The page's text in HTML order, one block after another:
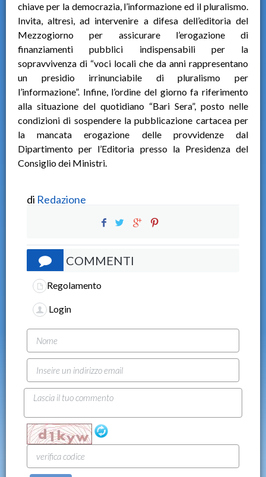
chiave per la democrazia, l’informazione ed il pluralismo.
Invita, altresì, ad intervenire a difesa dell’editoria del
Mezzogiorno per assicurare l’erogazione di
finanziamenti pubblici indispensabili per la
sopravvivenza di “voci locali che da anni rappresentano
un presidio irrinunciabile di pluralismo per
l’informazione”. Infine, l’ordine del giorno fa riferimento
alla situazione del quotidiano “Bari Sera”, posto nelle
condizioni di sospendere la pubblicazione cartacea per
la mancata erogazione delle provvidenze dal
Dipartimento per l’Editoria presso la Presidenza del
Consiglio dei Ministri.
di Redazione
COMMENTI
Regolamento
Login